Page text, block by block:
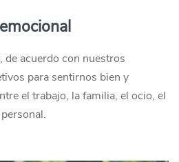
acuerdo con nuestros
para sentirnos bien y
el trabajo, la familia, el ocio, el